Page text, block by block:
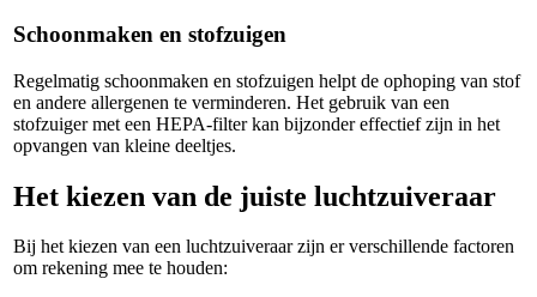
Schoonmaken en stofzuigen
Regelmatig schoonmaken en stofzuigen helpt de ophoping van stof
en andere allergenen te verminderen. Het gebruik van een
stofzuiger met een HEPA-filter kan bijzonder effectief zijn in het
opvangen van kleine deeltjes.
Het kiezen van de juiste luchtzuiveraar
Bij het kiezen van een luchtzuiveraar zijn er verschillende factoren
om rekening mee te houden: